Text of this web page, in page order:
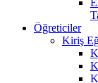
Öğreticiler
Kiriş